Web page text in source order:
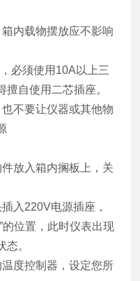
内载物摆放应不影响
须使用10A以上三
自使用二芯插座。
不要让仪器或其他物
放入箱内搁板上，关
入220V电源插座，
的位置，此时仪表出现
。
度控制器，设定您所